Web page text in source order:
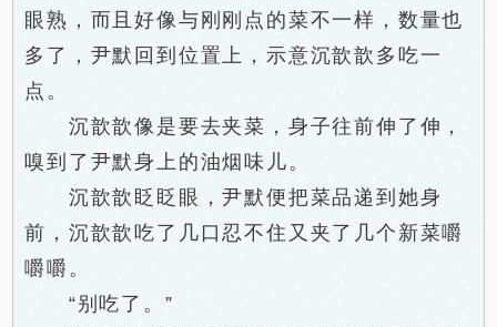
眼熟，而且好像与刚刚点的菜不一样，数量也
多了，尹默回到位置上，示意沉歆歆多吃一
点。
沉歆歆像是要去夹菜，身子往前伸了伸，
嗅到了尹默身上的油烟味儿。
沉歆歆眨眨眼，尹默便把菜品递到她身
前，沉歆歆吃了几口忍不住又夹了几个新菜嚼
嚼嚼。
“别吃了。”